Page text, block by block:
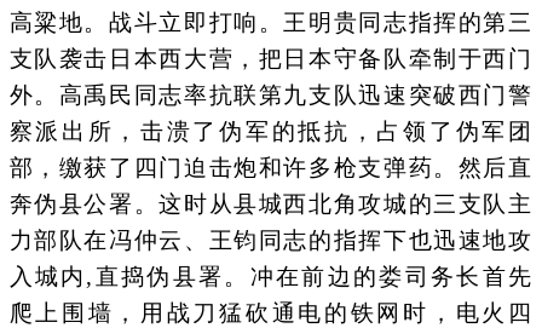
高粱地。战斗立即打响。王明贵同志指挥的第三
支队袭击日本西大营，把日本守备队牵制于西门
外。高禹民同志率抗联第九支队迅速突破西门警
察派出所，击溃了伪军的抵抗，占领了伪军团
部，缴获了四门迫击炮和许多枪支弹药。然后直
奔伪县公署。这时从县城西北角攻城的三支队主
力部队在冯仲云、王钧同志的指挥下也迅速地攻
入城内,直捣伪县署。冲在前边的娄司务长首先
爬上围墙，用战刀猛砍通电的铁网时，电火四